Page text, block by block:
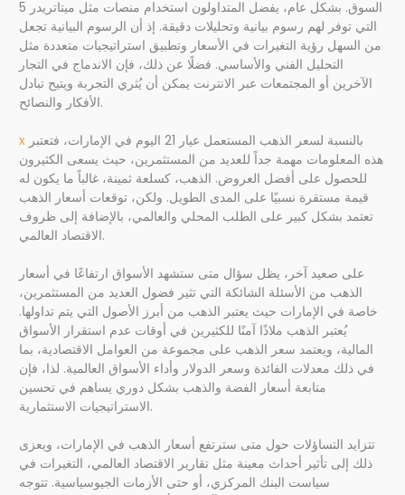
السوق. بشكل عام، يفضل المتداولون استخدام منصات مثل ميتاتريدر 5
التي توفر لهم رسوم بيانية وتحليلات دقيقة. إذ أن الرسوم البيانية تجعل
من السهل رؤية التغيرات في الأسعار وتطبيق استراتيجيات متعددة مثل
التحليل الفني والأساسي. فضلًا عن ذلك، فإن الاندماج في التجار
الآخرين أو المجتمعات عبر الانترنت يمكن أن يُثري التجربة ويتيح تبادل
الأفكار والنصائح.
x
هذه المعلومات مهمة جداً للعديد من المستثمرين، حيث يسعى الكثيرون
للحصول على أفضل العروض. الذهب، كسلعة ثمينة، غالباً ما يكون له
قيمة مستقرة نسبيًا على المدى الطويل. ولكن، توقعات أسعار الذهب
تعتمد بشكل كبير على الطلب المحلي والعالمي، بالإضافة إلى ظروف
الاقتصاد العالمي.
على صعيد آخر، يظل سؤال متى ستشهد الأسواق ارتفاعًا في أسعار
الذهب من الأسئلة الشائكة التي تثير فضول العديد من المستثمرين،
خاصة في الإمارات حيث يعتبر الذهب من أبرز الأصول التي يتم تداولها.
يُعتبر الذهب ملاذًا آمنًا للكثيرين في أوقات عدم استقرار الأسواق
المالية، ويعتمد سعر الذهب على مجموعة من العوامل الاقتصادية، بما
في ذلك معدلات الفائدة وسعر الدولار وأداء الأسواق العالمية. لذا، فإن
متابعة أسعار الفضة والذهب بشكل دوري يساهم في تحسين
الاستراتيجيات الاستثمارية.
تتزايد التساؤلات حول متى سترتفع أسعار الذهب في الإمارات، ويعزى
ذلك إلى تأثير أحداث معينة مثل تقارير الاقتصاد العالمي، التغيرات في
سياست البنك المركزي، أو حتى الأزمات الجيوسياسية. تتوجه